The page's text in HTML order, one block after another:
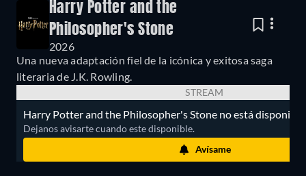
Harry Potter and the
Philosopher's Stone
2026
Una nueva adaptación fiel de la icónica y exitosa saga
literaria de J.K. Rowling.
STREAM
Harry Potter and the Philosopher's Stone no está
Dejanos avisarte cuando este disponible.
Avísame